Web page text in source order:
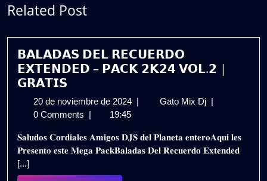
Related Post
𝗕𝗔𝗟𝗔𝗗𝗔𝗦 𝗗𝗘𝗟 𝗥𝗘𝗖𝗨𝗘𝗥𝗗𝗢
𝗘𝗫𝗧𝗘𝗡𝗗𝗘𝗗 – 𝗣𝗔𝗖𝗞 𝟮𝗞𝟮𝟰 𝗩𝗢𝗟.𝟮 |
𝗚𝗥𝗔𝗧𝗜𝗦
20 de noviembre de 2024 20
de
2024
Gato Mix Dj 𝗕𝗔𝗟𝗔𝗗𝗔𝗦
𝗘𝗫𝗧𝗘𝗡𝗗𝗘𝗗
–
0 Comments
19:45
𝐒𝐚𝐥𝐮𝐝𝐨𝐬 𝐂𝐨𝐫𝐝𝐢𝐚𝐥𝐞𝐬 𝐀𝐦𝐢𝐠𝐨𝐬 𝐃𝐉𝐒 𝐝𝐞𝐥 𝐏𝐥𝐚𝐧𝐞𝐭𝐚 𝐞𝐧𝐭𝐞𝐫𝐨𝐀𝐪𝐮𝐢 𝐥𝐞𝐬
𝐏𝐫𝐞𝐬𝐞𝐧𝐭𝐨 𝐞𝐬𝐭𝐞 𝐌𝐞𝐠𝐚 𝐏𝐚𝐜𝐤𝐁𝐚𝐥𝐚𝐝𝐚𝐬 𝐃𝐞𝐥 𝐑𝐞𝐜𝐮𝐞𝐫𝐝𝐨 𝐄𝐱𝐭𝐞𝐧𝐝𝐞𝐝
[...]